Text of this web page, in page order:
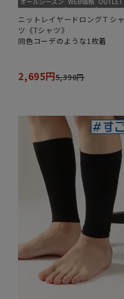
ニットレイヤードロングＴシャ
ツ《Tシャツ》
同色コーデのような1枚着
2,695円5,390円